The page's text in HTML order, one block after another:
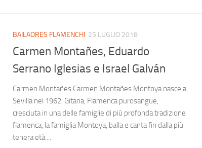
BAILAORES FLAMENCHI 25 LUGLIO 2018
Carmen Montañes, Eduardo
Serrano Iglesias e Israel Galván
Carmen Montañes Carmen Montañes Montoya nasce a
Sevilla nel 1962. Gitana, Flamenca purosangue,
cresciuta in una delle famiglie di più profonda tradizione
flamenca, la famiglia Montoya, balla e canta fin dalla più
tenera età....